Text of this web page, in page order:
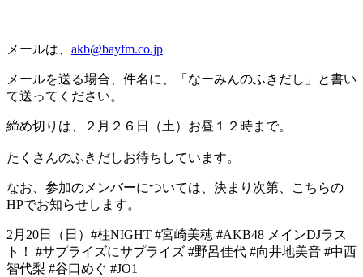
メールは、 akb@bayfm.co.jp
メールを送る場合、件名に、「なーみんのふきだし」と書い
て送ってください。
締め切りは、２月２６日（土）お昼１２時まで。
たくさんのふきだしお待ちしています。
なお、参加のメンバーについては、決まり次第、こちらの
HPでお知らせします。
2月20日（日）#柱NIGHT #宮崎美穂 #AKB48 メインDJラス
ト！ #サプライズにサプライズ #野呂佳代 #向井地美音 #中西
智代梨 #谷口めぐ #JO1